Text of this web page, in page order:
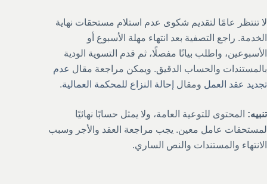
لا تنتظر عامًا لتقديم شكوى عدم استلام مستحقات نهاية
الخدمة. راجع التصفية بعد انتهاء مهلة الأسبوع أو
الأسبوعين، واطلب بيانًا مفصلًا، ثم قدم التسوية الودية
بالمستندات والحساب الدقيق. ويمكن مراجعة مقال عدم
تجديد عقد العمل ومقال إحالة النزاع للمحكمة العمالية.
تنبيه: المحتوى للتوعية العامة، ولا يمثل حسابًا نهائيًا
لمستحقات عامل معين. يجب مراجعة العقد والأجر وسبب
الانتهاء والمستندات والنص الساري.